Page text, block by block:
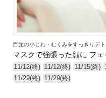
目元の小じわ・むくみをすっきりデト
マスクで強張った顔に フ
11/12(終) 11/12(終) 11/15(終)
11/29(終) 11/29(終)